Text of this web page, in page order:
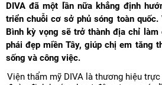
DIVA đã một lần nữa khẳng định
triển chuỗi cơ sở phủ sóng toàn quốc.
Bình kỳ vọng sẽ trở thành địa chỉ làm
phái đẹp miền Tây, giúp chị em tăng
sống và công việc.
Viện thẩm mỹ DIVA là thương hiệu trực